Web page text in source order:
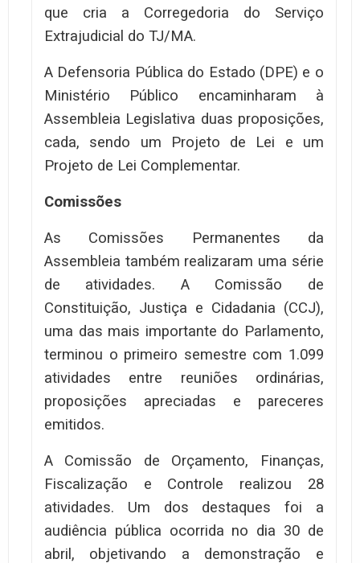
que cria a Corregedoria do Serviço
Extrajudicial do TJ/MA.
A Defensoria Pública do Estado (DPE) e o
Ministério Público encaminharam à
Assembleia Legislativa duas proposições,
cada, sendo um Projeto de Lei e um
Projeto de Lei Complementar.
Comissões
As Comissões Permanentes da
Assembleia também realizaram uma série
de atividades. A Comissão de
Constituição, Justiça e Cidadania (CCJ),
uma das mais importante do Parlamento,
terminou o primeiro semestre com 1.099
atividades entre reuniões ordinárias,
proposições apreciadas e pareceres
emitidos.
A Comissão de Orçamento, Finanças,
Fiscalização e Controle realizou 28
atividades. Um dos destaques foi a
audiência pública ocorrida no dia 30 de
abril, objetivando a demonstração e